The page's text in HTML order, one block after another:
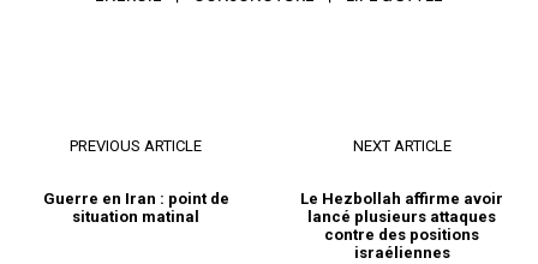
PREVIOUS ARTICLE
Guerre en Iran : point de
situation matinal
NEXT ARTICLE
Le Hezbollah affirme avoir
lancé plusieurs attaques
contre des positions
israéliennes